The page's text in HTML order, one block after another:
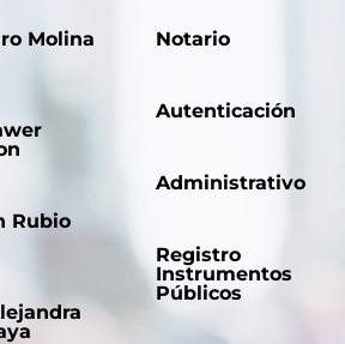
Molina
Rubio
Notario
Autenticación
Administrativo
Registro
Instrumentos
Públicos